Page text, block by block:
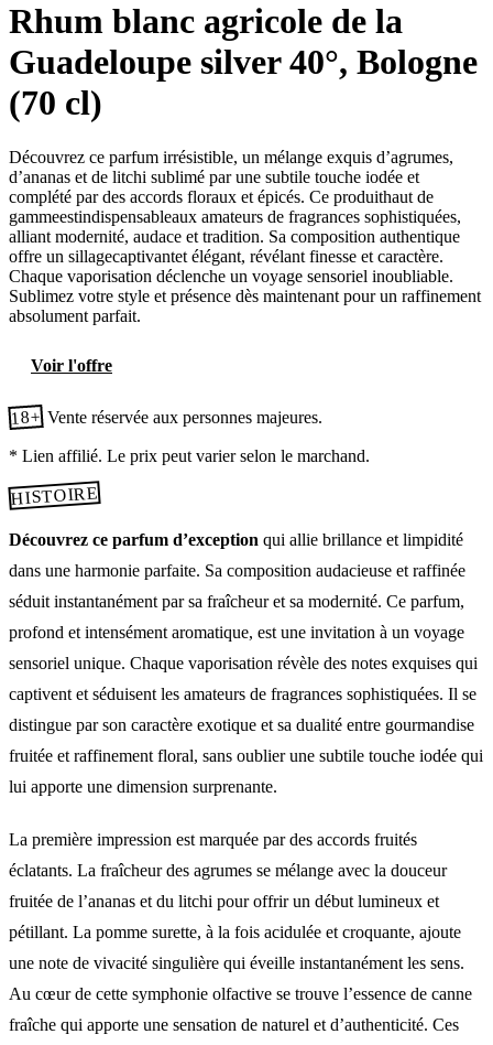
Rhum blanc agricole de la
Guadeloupe silver 40°, Bologne
(70 cl)
Découvrez ce parfum irrésistible, un mélange exquis d’agrumes,
d’ananas et de litchi sublimé par une subtile touche iodée et
complété par des accords floraux et épicés. Ce produithaut de
gammeestindispensableaux amateurs de fragrances sophistiquées,
alliant modernité, audace et tradition. Sa composition authentique
offre un sillagecaptivantet élégant, révélant finesse et caractère.
Chaque vaporisation déclenche un voyage sensoriel inoubliable.
Sublimez votre style et présence dès maintenant pour un raffinement
absolument parfait.
Voir l'offre
18+ Vente réservée aux personnes majeures.
* Lien affilié. Le prix peut varier selon le marchand.
HISTOIRE
Découvrez ce parfum d’exception qui allie brillance et limpidité
dans une harmonie parfaite. Sa composition audacieuse et raffinée
séduit instantanément par sa fraîcheur et sa modernité. Ce parfum,
profond et intensément aromatique, est une invitation à un voyage
sensoriel unique. Chaque vaporisation révèle des notes exquises qui
captivent et séduisent les amateurs de fragrances sophistiquées. Il se
distingue par son caractère exotique et sa dualité entre gourmandise
fruitée et raffinement floral, sans oublier une subtile touche iodée qui
lui apporte une dimension surprenante.
La première impression est marquée par des accords fruités
éclatants. La fraîcheur des agrumes se mélange avec la douceur
fruitée de l’ananas et du litchi pour offrir un début lumineux et
pétillant. La pomme surette, à la fois acidulée et croquante, ajoute
une note de vivacité singulière qui éveille instantanément les sens.
Au cœur de cette symphonie olfactive se trouve l’essence de canne
fraîche qui apporte une sensation de naturel et d’authenticité. Ces